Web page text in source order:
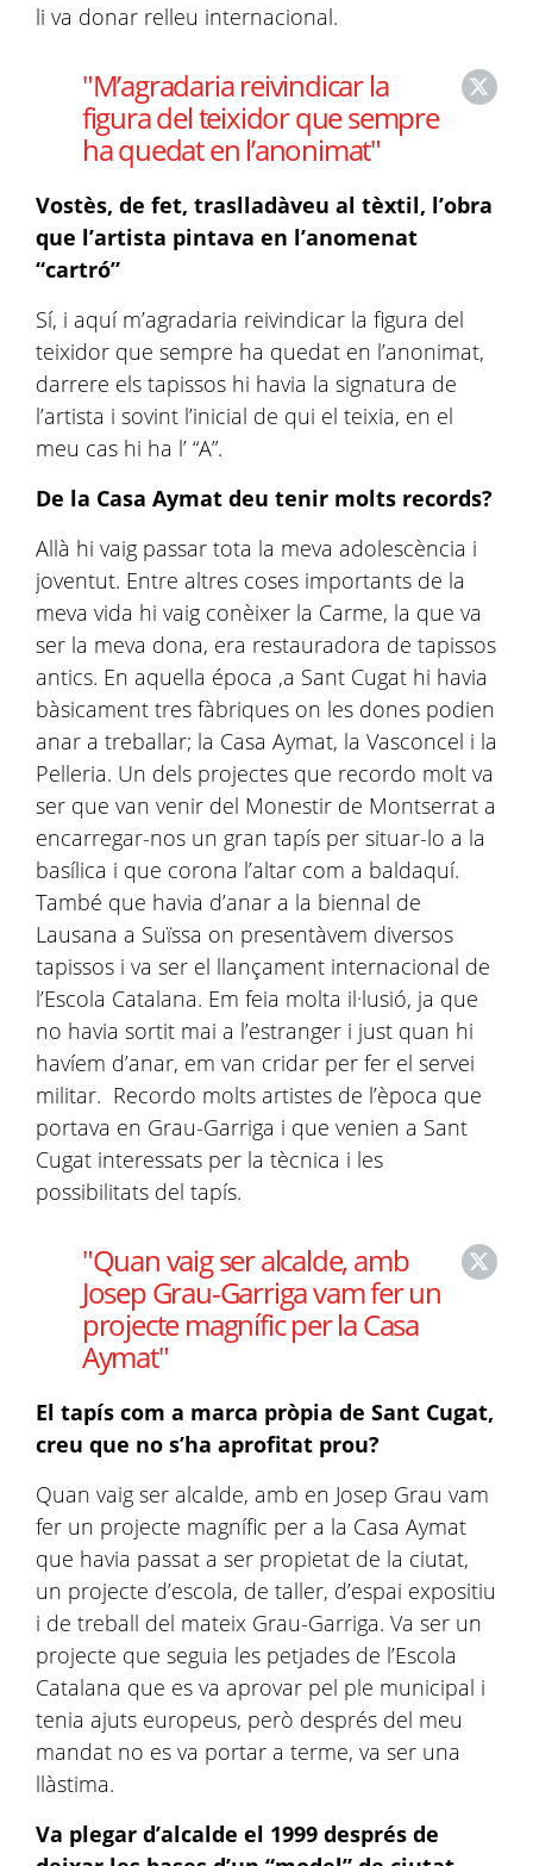
li va donar relleu internacional.
"M’agradaria reivindicar la
figura del teixidor que sempre
ha quedat en l’anonimat"
Vostès, de fet, traslladàveu al tèxtil, l’obra
que l’artista pintava en l’anomenat
“cartró”
Sí, i aquí m’agradaria reivindicar la figura del
teixidor que sempre ha quedat en l’anonimat,
darrere els tapissos hi havia la signatura de
l’artista i sovint l’inicial de qui el teixia, en el
meu cas hi ha l’ “A”.
De la Casa Aymat deu tenir molts records?
Allà hi vaig passar tota la meva adolescència i
joventut. Entre altres coses importants de la
meva vida hi vaig conèixer la Carme, la que va
ser la meva dona, era restauradora de tapissos
antics. En aquella época ,a Sant Cugat hi havia
bàsicament tres fàbriques on les dones podien
anar a treballar; la Casa Aymat, la Vasconcel i la
Pelleria. Un dels projectes que recordo molt va
ser que van venir del Monestir de Montserrat a
encarregar-nos un gran tapís per situar-lo a la
basílica i que corona l’altar com a baldaquí.
També que havia d’anar a la biennal de
Lausana a Suïssa on presentàvem diversos
tapissos i va ser el llançament internacional de
l’Escola Catalana. Em feia molta il·lusió, ja que
no havia sortit mai a l’estranger i just quan hi
havíem d’anar, em van cridar per fer el servei
militar. Recordo molts artistes de l’època que
portava en Grau-Garriga i que venien a Sant
Cugat interessats per la tècnica i les
possibilitats del tapís.
"Quan vaig ser alcalde, amb
Josep Grau-Garriga vam fer un
projecte magnífic per la Casa
Aymat"
El tapís com a marca pròpia de Sant Cugat,
creu que no s’ha aprofitat prou?
Quan vaig ser alcalde, amb en Josep Grau vam
fer un projecte magnífic per a la Casa Aymat
que havia passat a ser propietat de la ciutat,
un projecte d’escola, de taller, d’espai expositiu
i de treball del mateix Grau-Garriga. Va ser un
projecte que seguia les petjades de l’Escola
Catalana que es va aprovar pel ple municipal i
tenia ajuts europeus, però després del meu
mandat no es va portar a terme, va ser una
llàstima.
Va plegar d’alcalde el 1999 després de